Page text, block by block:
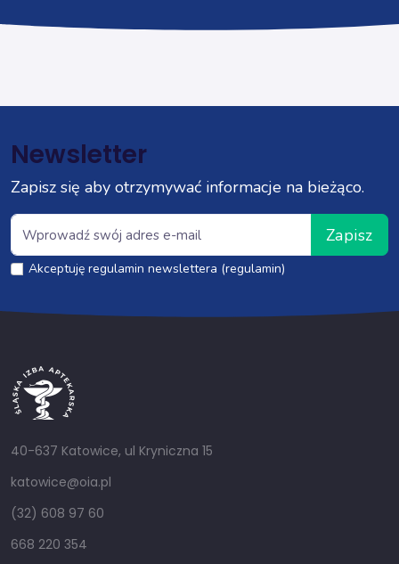
Newsletter
Zapisz się aby otrzymywać informacje na bieżąco.
Zapisz
Akceptuję regulamin newslettera (regulamin)
40-637 Katowice, ul Kryniczna 15
katowice@oia.pl
(32) 608 97 60
668 220 354